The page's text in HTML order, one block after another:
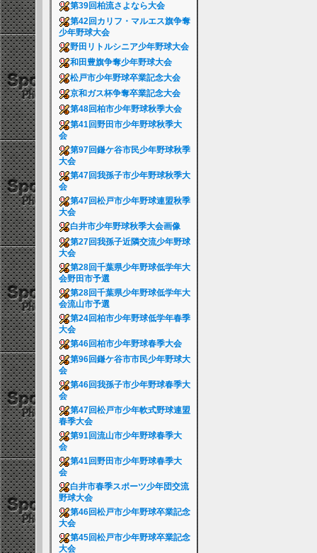
第39回柏流さよなら大会
第42回カリフ・マルエス旗争奪
少年野球大会
野田リトルシニア少年野球大会
和田豊旗争奪少年野球大会
松戸市少年野球卒業記念大会
京和ガス杯争奪卒業記念大会
第48回柏市少年野球秋季大会
第41回野田市少年野球秋季大
会
第97回鎌ケ谷市民少年野球秋季
大会
第47回我孫子市少年野球秋季大
会
第47回松戸市少年野球連盟秋季
大会
白井市少年野球秋季大会画像
第27回我孫子近隣交流少年野球
大会
第28回千葉県少年野球低学年大
会野田市予選
第28回千葉県少年野球低学年大
会流山市予選
第24回柏市少年野球低学年春季
大会
第46回柏市少年野球春季大会
第96回鎌ケ谷市市民少年野球大
会
第46回我孫子市少年野球春季大
会
第47回松戸市少年軟式野球連盟
春季大会
第91回流山市少年野球春季大
会
第41回野田市少年野球春季大
会
白井市春季スポーツ少年団交流
野球大会
第46回松戸市少年野球卒業記念
大会
第45回松戸市少年野球卒業記念
大会